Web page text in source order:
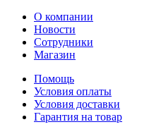
О компании
Новости
Сотрудники
Магазин
Помощь
Условия оплаты
Условия доставки
Гарантия на товар